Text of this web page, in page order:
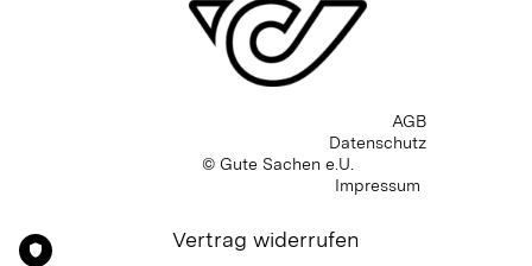
© Gute Sachen e.U.
AGB
Datenschutz
Impressum
Vertrag widerrufen